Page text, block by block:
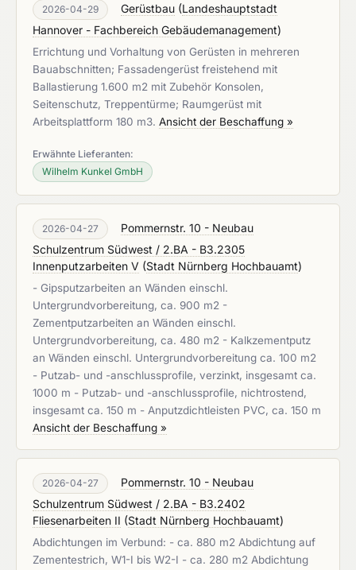
2026-04-29 Gerüstbau (Landeshauptstadt
Hannover - Fachbereich Gebäudemanagement)
Errichtung und Vorhaltung von Gerüsten in mehreren
Bauabschnitten; Fassadengerüst freistehend mit
Ballastierung 1.600 m2 mit Zubehör Konsolen,
Seitenschutz, Treppentürme; Raumgerüst mit
Arbeitsplattform 180 m3. Ansicht der Beschaffung »
Erwähnte Lieferanten:
Wilhelm Kunkel GmbH
2026-04-27
Pommernstr. 10 - Neubau
Schulzentrum Südwest / 2.BA - B3.2305
Innenputzarbeiten V (Stadt Nürnberg Hochbauamt)
- Gipsputzarbeiten an Wänden einschl.
Untergrundvorbereitung, ca. 900 m2 -
Zementputzarbeiten an Wänden einschl.
Untergrundvorbereitung, ca. 480 m2 - Kalkzementputz
an Wänden einschl. Untergrundvorbereitung ca. 100 m2
- Putzab- und -anschlussprofile, verzinkt, insgesamt ca.
1000 m - Putzab- und -anschlussprofile, nichtrostend,
insgesamt ca. 150 m - Anputzdichtleisten PVC, ca. 150 m
Ansicht der Beschaffung »
2026-04-27
Pommernstr. 10 - Neubau
Schulzentrum Südwest / 2.BA - B3.2402
Fliesenarbeiten II (Stadt Nürnberg Hochbauamt)
Abdichtungen im Verbund: - ca. 880 m2 Abdichtung auf
Zementestrich, W1-I bis W2-I - ca. 280 m2 Abdichtung